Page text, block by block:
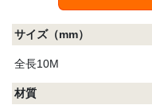
サイズ（mm）
全長10M
材質